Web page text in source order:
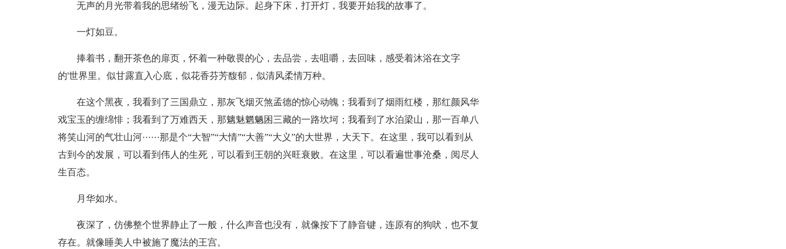
无声的月光带着我的思绪纷飞，漫无边际。起身下床，打开灯，我要开始我的故事了。
一灯如豆。
捧着书，翻开茶色的扉页，怀着一种敬畏的心，去品尝，去咀嚼，去回味，感受着沐浴在文字
的'世界里。似甘露直入心底，似花香芬芳馥郁，似清风柔情万种。
在这个黑夜，我看到了三国鼎立，那灰飞烟灭煞孟德的惊心动魄；我看到了烟雨红楼，那红颜风华
戏宝玉的缠绵悱；我看到了万难西天，那魑魅魍魉困三藏的一路坎坷；我看到了水泊梁山，那一百单八
将笑山河的气壮山河······那是个“大智”“大情”“大善”“大义”的大世界，大天下。在这里，我可以看到从
古到今的发展，可以看到伟人的生死，可以看到王朝的兴旺衰败。在这里，可以看遍世事沧桑，阅尽人
生百态。
月华如水。
夜深了，仿佛整个世界静止了一般，什么声音也没有，就像按下了静音键，连原有的狗吠，也不复
存在。就像睡美人中被施了魔法的王宫。